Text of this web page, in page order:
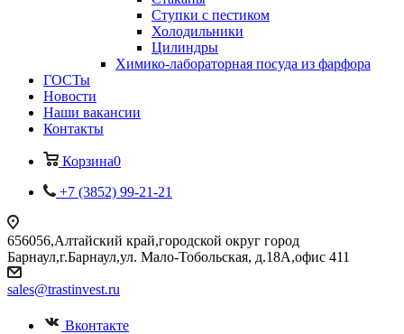
Ступки с пестиком
Холодильники
Цилиндры
Химико-лабораторная посуда из фарфора
ГОСТы
Новости
Наши вакансии
Контакты
Корзина0
+7 (3852) 99-21-21
656056,Алтайский край,городской округ город
Барнаул,г.Барнаул,ул. Мало-Тобольская, д.18А,офис 411
sales@trastinvest.ru
Вконтакте